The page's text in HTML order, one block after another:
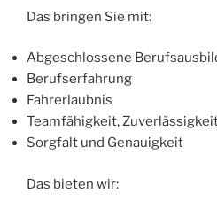
Das bringen Sie mit:
Abgeschlossene
Berufserfahrung
Fahrerlaubnis
Teamfähigkeit,
Sorgfalt und Genauigkeit
Das bieten wir: